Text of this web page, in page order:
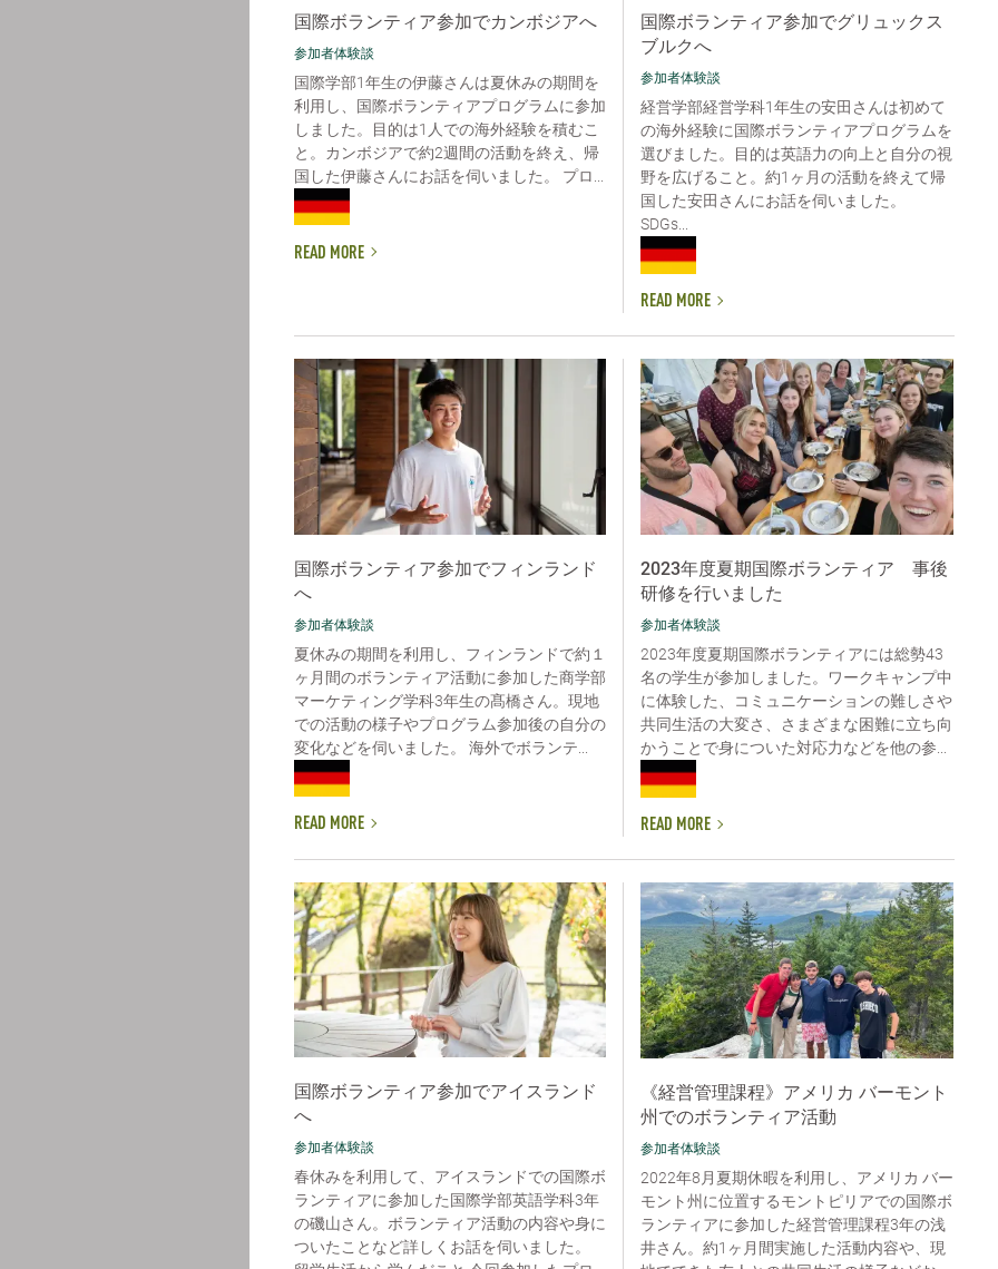
国際ボランティア参加でカンボジアへ
参加者体験談
国際学部1年生の伊藤さんは夏休みの期間を
利用し、国際ボランティアプログラムに参加
しました。目的は1人での海外経験を積むこ
と。カンボジアで約2週間の活動を終え、帰
国した伊藤さんにお話を伺いました。 プロ...
READ MORE
国際ボランティア参加でグリュックス
ブルクへ
参加者体験談
経営学部経営学科1年生の安田さんは初めて
の海外経験に国際ボランティアプログラムを
選びました。目的は英語力の向上と自分の視
野を広げること。約1ヶ月の活動を終えて帰
国した安田さんにお話を伺いました。
SDGs...
READ MORE
国際ボランティア参加でフィンランド
へ
参加者体験談
夏休みの期間を利用し、フィンランドで約１
ヶ月間のボランティア活動に参加した商学部
マーケティング学科3年生の髙橋さん。現地
での活動の様子やプログラム参加後の自分の
変化などを伺いました。 海外でボランテ...
READ MORE
2023年度夏期国際ボランティア 事後
研修を行いました
参加者体験談
2023年度夏期国際ボランティアには総勢43
名の学生が参加しました。ワークキャンプ中
に体験した、コミュニケーションの難しさや
共同生活の大変さ、さまざまな困難に立ち向
かうことで身についた対応力などを他の参...
READ MORE
国際ボランティア参加でアイスランド
へ
参加者体験談
春休みを利用して、アイスランドでの国際ボ
ランティアに参加した国際学部英語学科3年
の磯山さん。ボランティア活動の内容や身に
ついたことなど詳しくお話を伺いました。
《経営管理課程》アメリカ バーモント
州でのボランティア活動
参加者体験談
2022年8月夏期休暇を利用し、アメリカ バー
モント州に位置するモントピリアでの国際ボ
ランティアに参加した経営管理課程3年の浅
井さん。約1ヶ月間実施した活動内容や、現